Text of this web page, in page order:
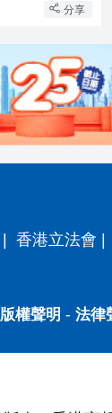
分享
香港立法會
版權聲明 - 法律